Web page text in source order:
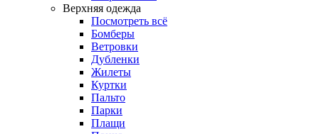
Верхняя одежда
Посмотреть всё
Бомберы
Ветровки
Дубленки
Жилеты
Куртки
Пальто
Парки
Плащи